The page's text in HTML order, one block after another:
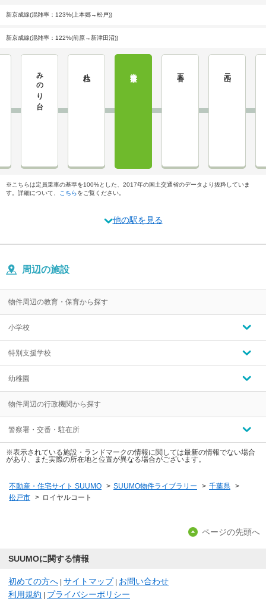
新京成線(混雑率：123%(上本郷→松戸))
新京成線(混雑率：122%(前原→新津田沼))
みのり台
※こちらは定員乗車の基準を100%とした、2017年の国土交通省のデータより抜粋していま
す。詳細について、
こちらをご覧ください。
他の駅を見る
周辺の施設
物件周辺の教育・保育から探す
小学校
特別支援学校
幼稚園
物件周辺の行政機関から探す
警察署・交番・駐在所
※表示されている施設・ランドマークの情報に関しては最新の情報でない場合
があり、また実際の所在地と位置が異なる場合がございます。
不動産・住宅サイト SUUMO > SUUMO物件ライブラリー > 千葉県 >
松戸市 > ロイヤルコート
ページの先頭へ
SUUMOに関する情報
初めての方へ サイトマップ
お問い合わせ
利用規約
プライバシーポリシー